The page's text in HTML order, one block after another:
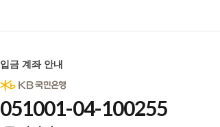
입금 계좌 안내
051001-04-100255